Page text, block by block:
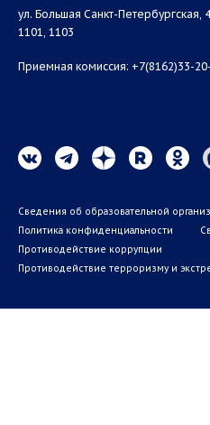
ул. Большая Санкт-Петербургская,
1101, 1103
Приемная комиссия: +7(8162)33-
Сведения об образовательной
Политика конфиденциальности
Противодействие коррупции
Противодействие терроризму и